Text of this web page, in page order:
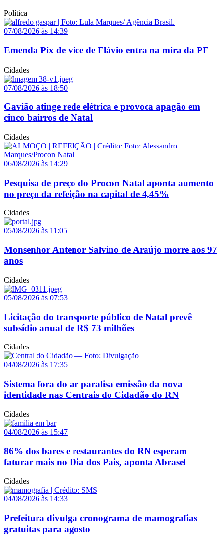
Política
07/08/2026 às 14:39
Emenda Pix de vice de Flávio entra na mira da PF
Cidades
07/08/2026 às 18:50
Gavião atinge rede elétrica e provoca apagão em
cinco bairros de Natal
Cidades
06/08/2026 às 14:29
Pesquisa de preço do Procon Natal aponta aumento
no preço da refeição na capital de 4,45%
Cidades
05/08/2026 às 11:05
Monsenhor Antenor Salvino de Araújo morre aos 97
anos
Cidades
05/08/2026 às 07:53
Licitação do transporte público de Natal prevê
subsídio anual de R$ 73 milhões
Cidades
04/08/2026 às 17:35
Sistema fora do ar paralisa emissão da nova
identidade nas Centrais do Cidadão do RN
Cidades
04/08/2026 às 15:47
86% dos bares e restaurantes do RN esperam
faturar mais no Dia dos Pais, aponta Abrasel
Cidades
04/08/2026 às 14:33
Prefeitura divulga cronograma de mamografias
gratuitas para agosto